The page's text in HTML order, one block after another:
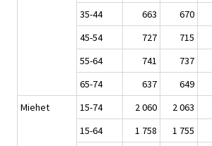
35-44
663 670
45-54
727 715
55-64
741 737
65-74
637 649
Miehet
15-74 2 060 2 063
15-64
1 758 1 755